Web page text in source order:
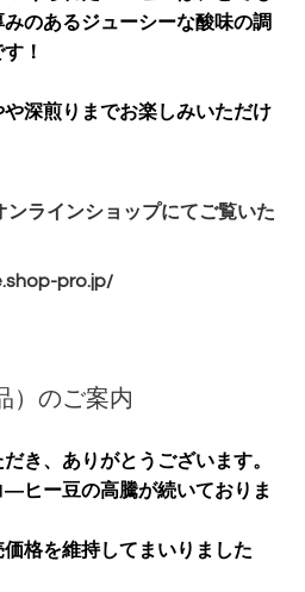
のあるジューシーな酸味の調
！
深煎りまでお楽しみいただけ
ラインショップにてご覧いた
pro.jp/
）のご案内
き、ありがとうございます。
―ヒー豆の高騰が続いておりま
格を維持してまいりました